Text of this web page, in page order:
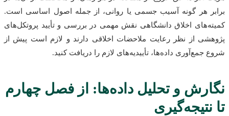
برابر هر گونه آسیب جسمی یا روانی، از جمله اصول اساسی است.
کمیته‌های اخلاق دانشگاهی نقش مهمی در بررسی و تأیید پروتکل‌های
پژوهشی از نظر رعایت ملاحضات اخلاقی دارند و لازم است پیش از
شروع جمع‌آوری داده‌ها، تأییدیه‌های لازم را دریافت کنید.
نگارش و تحلیل داده‌ها: از فصل چهارم
تا نتیجه‌گیری